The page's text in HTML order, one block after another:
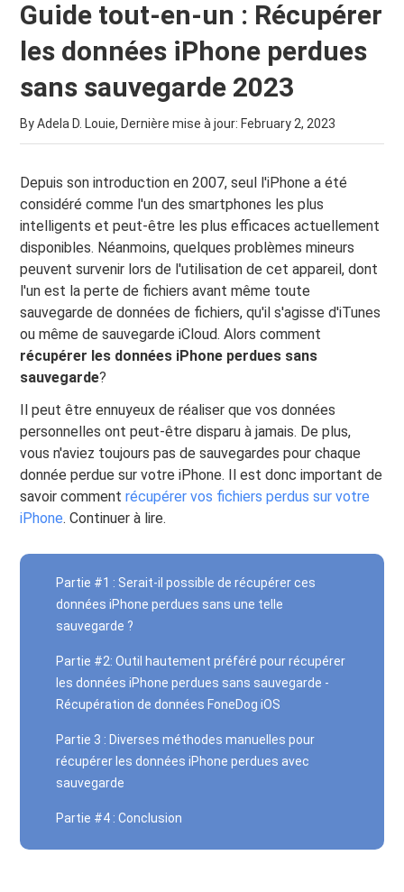
Guide tout-en-un : Récupérer
les données iPhone perdues
sans sauvegarde 2023
By Adela D. Louie, Dernière mise à jour: February 2, 2023
Depuis son introduction en 2007, seul l'iPhone a été
considéré comme l'un des smartphones les plus
intelligents et peut-être les plus efficaces actuellement
disponibles. Néanmoins, quelques problèmes mineurs
peuvent survenir lors de l'utilisation de cet appareil, dont
l'un est la perte de fichiers avant même toute
sauvegarde de données de fichiers, qu'il s'agisse d'iTunes
ou même de sauvegarde iCloud. Alors comment
récupérer les données iPhone perdues sans
sauvegarde?
Il peut être ennuyeux de réaliser que vos données
personnelles ont peut-être disparu à jamais. De plus,
vous n'aviez toujours pas de sauvegardes pour chaque
donnée perdue sur votre iPhone. Il est donc important de
savoir commentrécupérer vos fichiers perdus sur votre
iPhone. Continuer à lire.
Partie #1 : Serait-il possible de récupérer ces
données iPhone perdues sans une telle
sauvegarde ?
Partie #2: Outil hautement préféré pour récupérer
les données iPhone perdues sans sauvegarde -
Récupération de données FoneDog iOS
Partie 3 : Diverses méthodes manuelles pour
récupérer les données iPhone perdues avec
sauvegarde
Partie #4 : Conclusion